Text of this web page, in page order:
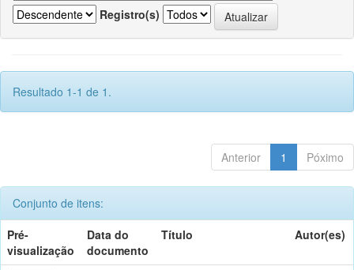
Registro(s)
Resultado 1-1 de 1.
Anterior 1 Póximo
Conjunto de itens:
Pré-
visualização
Data do
documento
Título Autor(es)